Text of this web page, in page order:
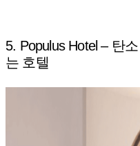
5. Populus Hotel – 탄
는 호텔